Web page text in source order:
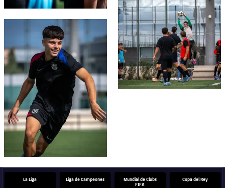
FC Barcelona club badge
La Liga Liga de Campeones
Mundial de Clubs
FIFA
Copa del Rey